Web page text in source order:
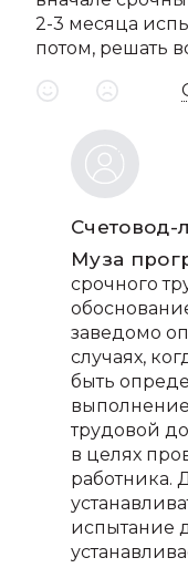
2-3 месяца
потом, решать
Счетовод-
Муза
срочного
заведомо
случаях,
быть
трудовой
в целях
работника.
испытание